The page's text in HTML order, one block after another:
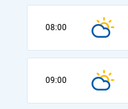
08:00
09:00